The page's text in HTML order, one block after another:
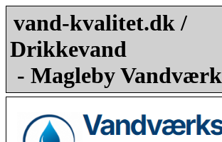
vand-kvalitet.dk /
Drikkevand
- Magleby Vandværk